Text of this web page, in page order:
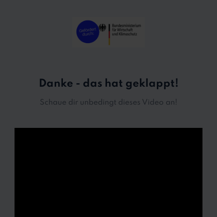
Danke - das hat geklappt!
Schaue dir unbedingt dieses Video an!